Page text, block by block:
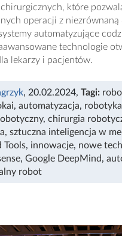
które
operacji z niezrównaną
automatyzujące
technologie
lekarzy i pacjentów.
, 20.02.2024, Tagi:
, automatyzacja,
, chirurgia
, sztuczna inteligencja w
Tools, innowacje, nowe
, Google DeepMind,
robot